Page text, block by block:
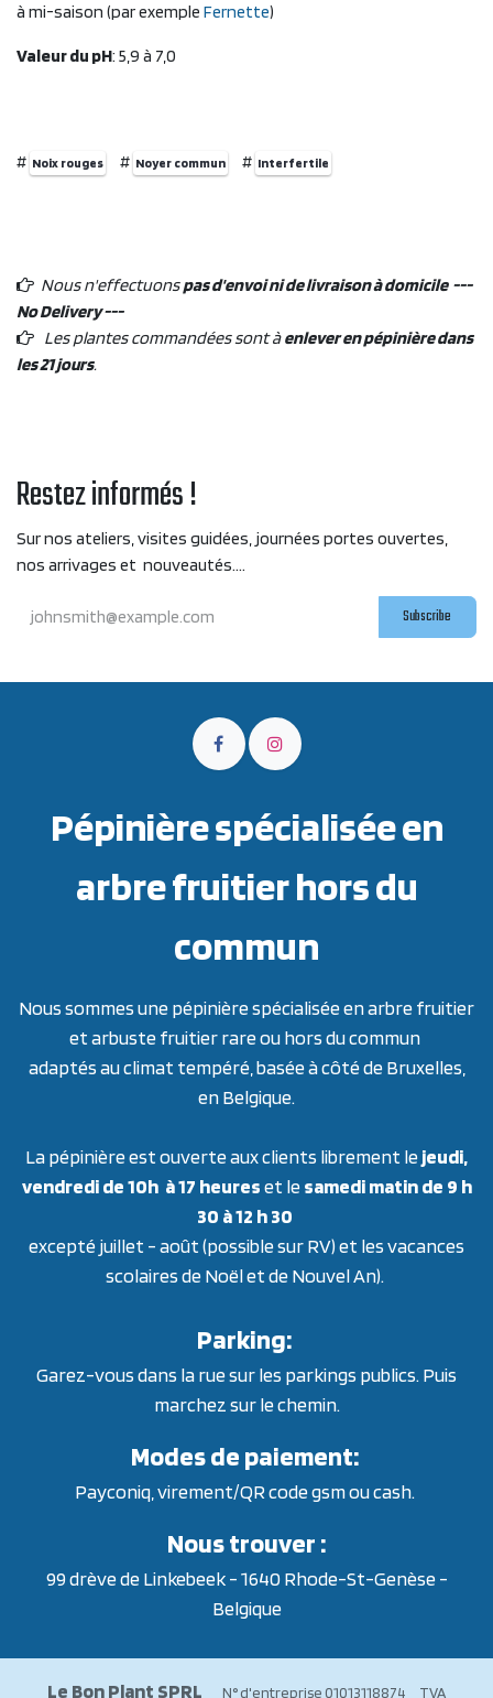
à mi-saison (par exemple Fernette)
Valeur du pH: 5,9 à 7,0
# Noix rouges # Noyer commun # Interfertile
Nous n'effectuonspas d'envoi ni de livraison à domicile ---
No Delivery ---
Les plantes commandées sont àenlever en pépinière dans
les 21 jours.
Restez informés !
Sur nos ateliers, visites guidées, journées portes ouvertes,
nos arrivages et nouveautés....
Subscribe
Pépinière spécialisée en
arbre fruitier hors du
commun
Nous sommes une pépinière spécialisée en arbre fruitier
et arbuste fruitier rare ou hors du commun
adaptés au climat tempéré, basée à côté de Bruxelles,
en Belgique.
La pépinière est ouverte aux clients librement lejeudi,
vendredi de 10h à 17 heureset lesamedi matin de 9 h
30 à 12 h 30
excepté juillet - août (possible sur RV) et les vacances
scolaires de Noël et de Nouvel An).
Parking:
Garez-vous dans la rue sur les parkings publics. Puis
marchez sur le chemin.
Modes de paiement:
Payconiq, virement/QR code gsm ou cash.
Nous trouver :
99 drève de Linkebeek - 1640 Rhode-St-Genèse -
Belgique
Le Bon Plant SPRL N° d'entreprise 01013118874 TVA